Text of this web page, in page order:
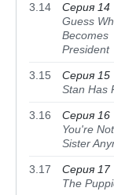
3.14
Серия 14
Guess
Becomes
President
3.15
Серия 15
Stan Has
3.16
Серия 16
You're
Sister
3.17
Серия 17
The